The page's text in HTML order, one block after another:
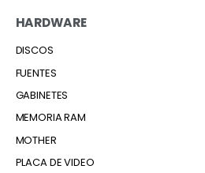
HARDWARE
DISCOS
FUENTES
GABINETES
MEMORIA RAM
MOTHER
PLACA DE VIDEO